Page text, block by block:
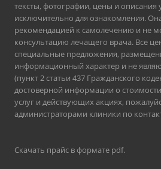
тексты, фотографии, цены и описания
исключительно для ознакомления.
рекомендацией к самолечению и не
консультацию лечащего врача. Все
специальные предложения,
информационный характер и не
(пункт 2 статьи 437 Гражданского
достоверной информации о
услуг и действующих акциях,
администраторами клиники по
Скачать прайс в формате pdf.